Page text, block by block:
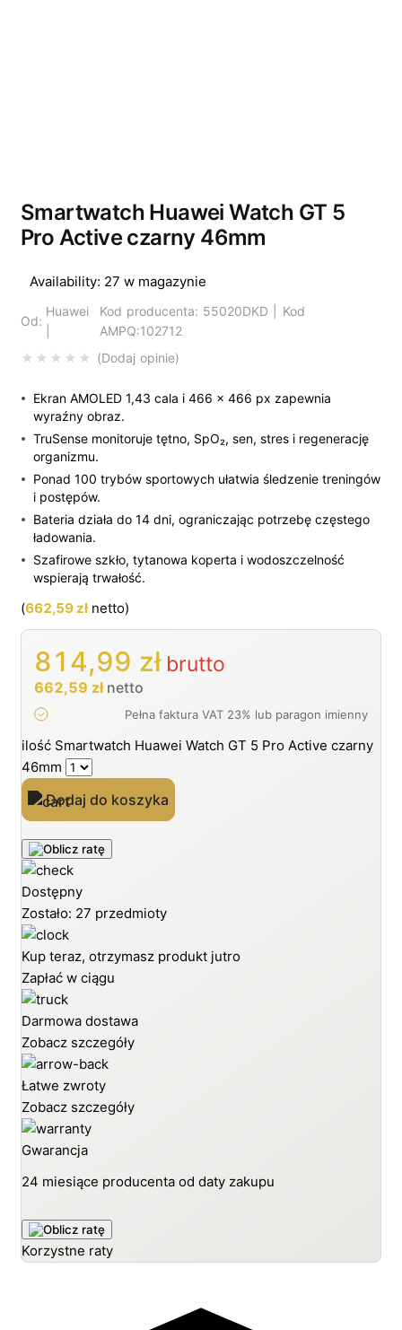
Smartwatch Huawei Watch GT 5
Pro Active czarny 46mm
Dodaj opinie
Availability: 27 w magazynie
Od:
Huawei
Kod producenta: 55020DKD | Kod
AMPQ:102712
Ekran AMOLED 1,43 cala i 466 × 466 px zapewnia
wyraźny obraz.
TruSense monitoruje tętno, SpO₂, sen, stres i regenerację
organizmu.
Ponad 100 trybów sportowych ułatwia śledzenie treningów
i postępów.
Bateria działa do 14 dni, ograniczając potrzebę częstego
ładowania.
Szafirowe szkło, tytanowa koperta i wodoszczelność
wspierają trwałość.
(662,59złnetto)
814,99 złbrutto
662,59 złnetto
ilość Smartwatch Huawei Watch GT 5 Pro Active czarny
46mm
Dodaj do koszyka
Dostępny
Zostało: 27 przedmioty
Kup teraz, otrzymasz produkt jutro
Zapłać w ciągu
Darmowa dostawa
Zobacz szczegóły
Łatwe zwroty
Zobacz szczegóły
Gwarancja
24 miesiące producenta od daty zakupu
Korzystne raty